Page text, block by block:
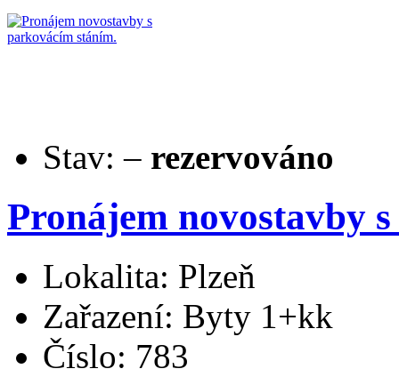
Stav: – rezervováno
Pronájem novostavby
Lokalita: Plzeň
Zařazení: Byty 1+kk
Číslo: 783